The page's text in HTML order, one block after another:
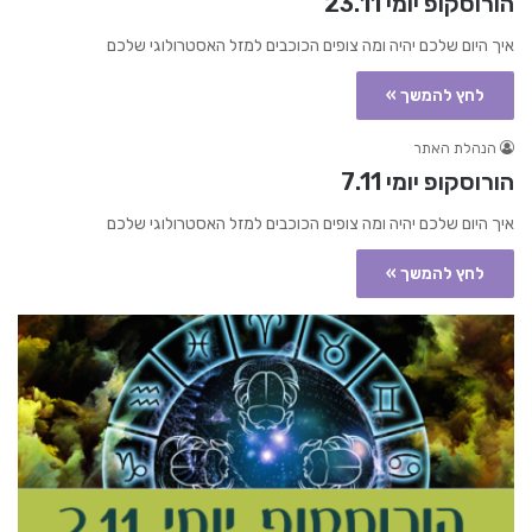
איך היום שלכם יהיה ומה צופים הכוכבים למזל האסטרולוגי שלכם
לחץ להמשך »
הנהלת האתר
הורוסקופ יומי 7.11
איך היום שלכם יהיה ומה צופים הכוכבים למזל האסטרולוגי שלכם
לחץ להמשך »